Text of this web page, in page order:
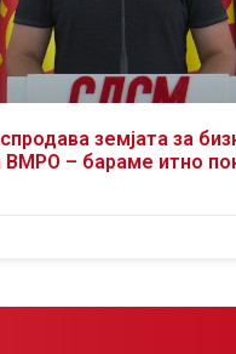
земјата за
ВМРО – бараме итно